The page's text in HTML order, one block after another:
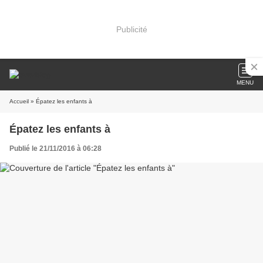
Publicité
MENU
Accueil » Épatez les enfants à
Épatez les enfants à
Publié le 21/11/2016 à 06:28